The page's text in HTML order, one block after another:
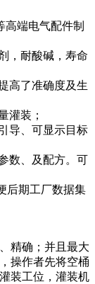
高端电气配件制
，耐酸碱，寿命
高了准确度及生
灌装；
导、可显示目标
数、及配方。可
后期工厂数据集
精确；并且最大
操作者先将空桶
装工位，灌装机